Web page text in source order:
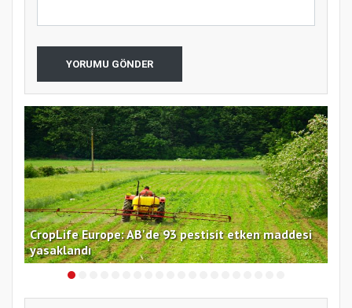
YORUMU GÖNDER
CropLife Europe: AB'de 93 pestisit etken maddesi
yasaklandı